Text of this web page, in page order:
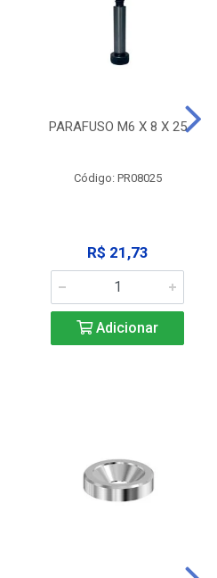
PARAFUSO M6 X 8 X 25
Código: PR08025
R$ 21,73
Adicionar